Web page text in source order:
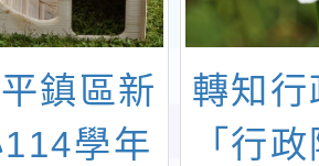
鎮區新
學年
轉知
「行